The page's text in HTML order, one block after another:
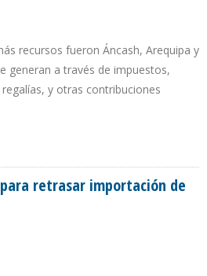
recursos fueron Áncash, Arequipa y
generan a través de impuestos,
y otras contribuciones
retrasar importación de